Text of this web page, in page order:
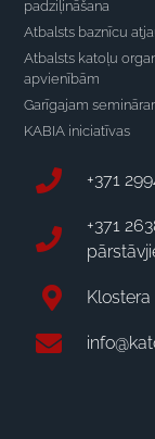
padziļināšana
Atbalsts baznīcu
Atbalsts katoļu
apvienībām
Garīgajam
KABIA iniciatīvas
+371
+371